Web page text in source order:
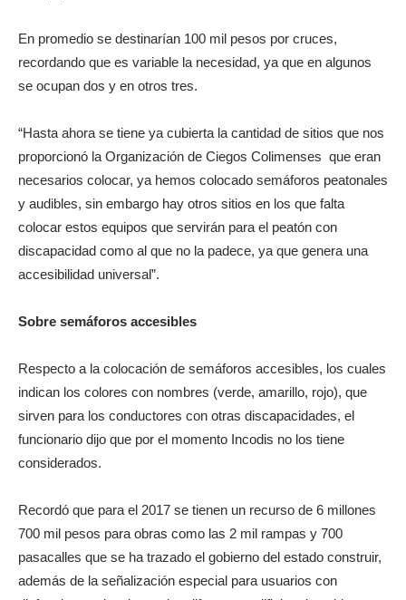
En promedio se destinarían 100 mil pesos por cruces,
recordando que es variable la necesidad, ya que en algunos
se ocupan dos y en otros tres.
“Hasta ahora se tiene ya cubierta la cantidad de sitios que nos
proporcionó la Organización de Ciegos Colimenses que eran
necesarios colocar, ya hemos colocado semáforos peatonales
y audibles, sin embargo hay otros sitios en los que falta
colocar estos equipos que servirán para el peatón con
discapacidad como al que no la padece, ya que genera una
accesibilidad universal”.
Sobre semáforos accesibles
Respecto a la colocación de semáforos accesibles, los cuales
indican los colores con nombres (verde, amarillo, rojo), que
sirven para los conductores con otras discapacidades, el
funcionario dijo que por el momento Incodis no los tiene
considerados.
Recordó que para el 2017 se tienen un recurso de 6 millones
700 mil pesos para obras como las 2 mil rampas y 700
pasacalles que se ha trazado el gobierno del estado construir,
además de la señalización especial para usuarios con